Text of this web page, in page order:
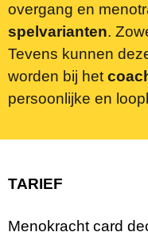
overgang en
spelvarianten.
Tevens kunnen
worden bij het
persoonlijke en
TARIEF
Menokracht card